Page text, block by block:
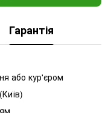
Гарантія
або кур'єром